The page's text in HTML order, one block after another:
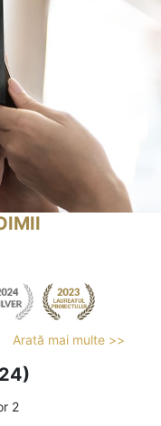
Arată mai multe >>
2